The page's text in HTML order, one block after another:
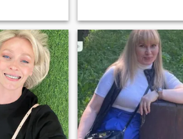
Menschen
und
Talent, die
und
furchtlos - aber
Ich bin auf der
einer tiefen und
die
Ehe führen
Schönheit ist
Und ich bin
einen Mann, ich verspreche
Positivität und Glück. Ich
flirte nicht mit anderen
Männern und glaube, dass
Loyalität und Fürsorge für
einander die größten
Wohltäter sind. Ich bin
weiblich. Weiblichkeit ist
keine Manifestation von
Schwäche, sondern
Freundlichkeit, Zärtlichkeit,
Sorgfalt und die Fähigkeit,
manchmal nachzugeben. Ich